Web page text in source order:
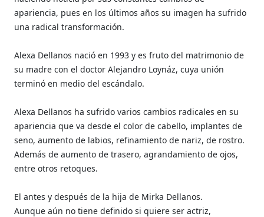
apariencia, pues en los últimos años su imagen ha sufrido
una radical transformación.
Alexa Dellanos nació en 1993 y es fruto del matrimonio de
su madre con el doctor Alejandro Loynáz, cuya unión
terminó en medio del escándalo.​
Alexa Dellanos ha sufrido varios cambios radicales en su
apariencia que va desde el color de cabello, implantes de
seno, aumento de labios, refinamiento de nariz, de rostro.
Además de aumento de trasero, agrandamiento de ojos,
entre otros retoques.
El antes y después de la hija de Mirka Dellanos.
Aunque aún no tiene definido si quiere ser actriz,